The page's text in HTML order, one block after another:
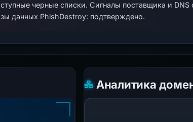
черные списки. Сигналы поставщика и
данных PhishDestroy: подтверждено.
Аналитика